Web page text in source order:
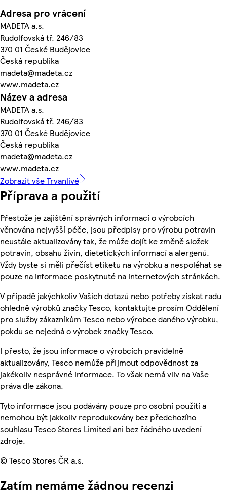
Adresa pro vrácení
MADETA a.s.
Rudolfovská tř. 246/83
370 01 České Budějovice
Česká republika
madeta@madeta.cz
www.madeta.cz
Název a adresa
MADETA a.s.
Rudolfovská tř. 246/83
370 01 České Budějovice
Česká republika
madeta@madeta.cz
www.madeta.cz
Zobrazit vše Trvanlivé
Příprava a použití
Přestože je zajištění správných informací o výrobcích
věnována nejvyšší péče, jsou předpisy pro výrobu potravin
neustále aktualizovány tak, že může dojít ke změně složek
potravin, obsahu živin, dietetických informací a alergenů.
Vždy byste si měli přečíst etiketu na výrobku a nespoléhat se
pouze na informace poskytnuté na internetových stránkách.
V případě jakýchkoliv Vašich dotazů nebo potřeby získat radu
ohledně výrobků značky Tesco, kontaktujte prosím Oddělení
pro služby zákazníkům Tesco nebo výrobce daného výrobku,
pokdu se nejedná o výrobek značky Tesco.
I přesto, že jsou informace o výrobcích pravidelně
aktualizovány, Tesco nemůže přijmout odpovědnost za
jakékoliv nesprávné informace. To však nemá vliv na Vaše
práva dle zákona.
Tyto informace jsou podávány pouze pro osobní použití a
nemohou být jakkoliv reprodukovány bez předchozího
souhlasu Tesco Stores Limited ani bez řádného uvedení
zdroje.
© Tesco Stores ČR a.s.
Zatím nemáme žádnou recenzi